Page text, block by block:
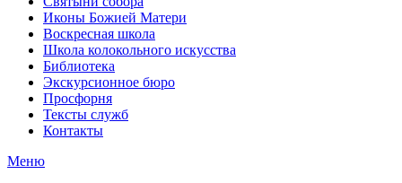
Иконы Божией Матери
Воскресная школа
Школа колокольного искусства
Библиотека
Экскурсионное бюро
Просфорня
Тексты служб
Контакты
Меню